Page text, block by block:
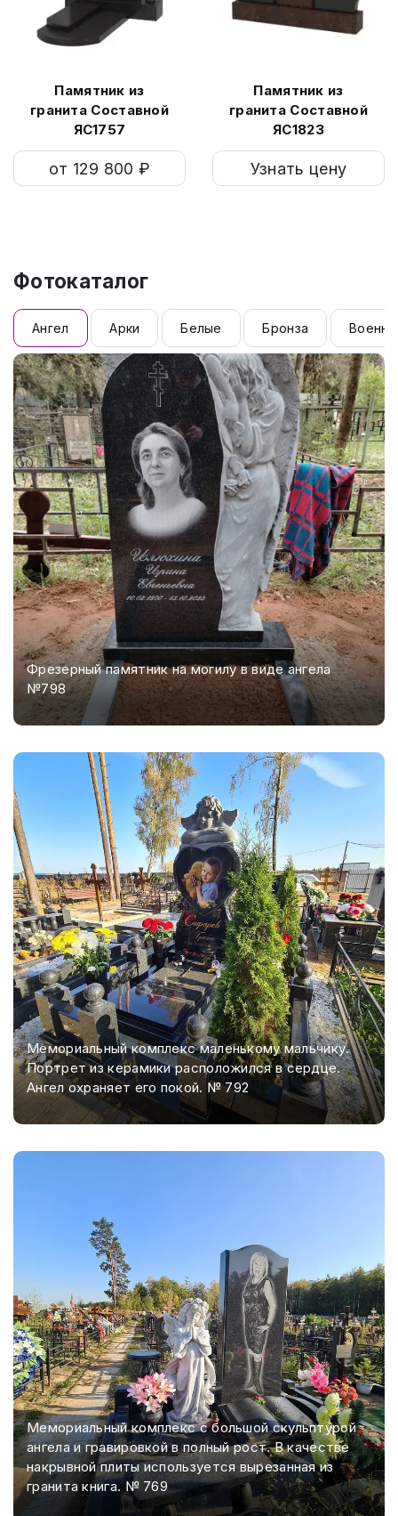
Памятник из
гранита Составной
ЯС1757
от 129 800 ₽
Памятник из
гранита Составной
ЯС1823
Узнать цену
Фотокаталог
Ангел Арки Белые Бронза
Фрезерный памятник на могилу в виде ангела
№798
Мемориальный комплекс маленькому мальчику.
Портрет из керамики расположился в сердце.
Ангел охраняет его покой. № 792
Мемориальный комплекс с большой скульптурой
ангела и гравировкой в полный рост. В качестве
накрывной плиты используется вырезанная из
гранита книга. № 769